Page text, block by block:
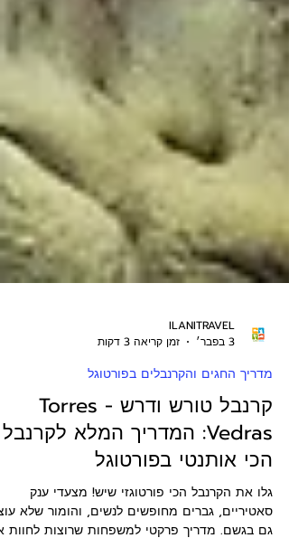
ILANITRAVEL
3 בפבר׳
זמן קריאה 3 דקות
מדריך החגים והקרנבלים בפורטוגל
קרנבל טורש ודרש - Torres
Vedras: המדריך המלא לקרנבל
הכי אותנטי בפורטוגל